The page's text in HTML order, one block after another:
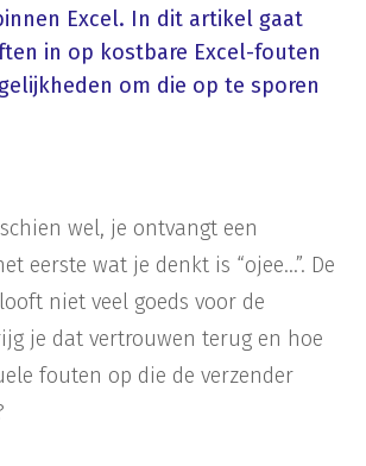
Excel. In dit artikel gaat
in op kostbare Excel-fouten
om die op te sporen
wel, je ontvangt een
eerste wat je denkt is “ojee…”. De
niet veel goeds voor de
je dat vertrouwen terug en hoe
fouten op die de verzender